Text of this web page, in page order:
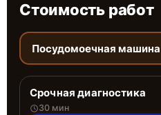
Стоимость работ
Посудомоечная машина
Срочная диагностика
30 мин